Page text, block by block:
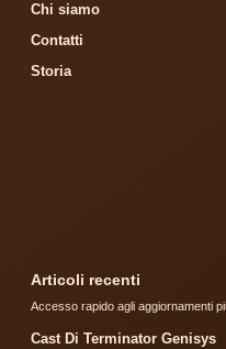
Chi siamo
Contatti
Storia
Articoli recenti
Accesso rapido agli aggiornamenti
Cast Di Terminator Genisys